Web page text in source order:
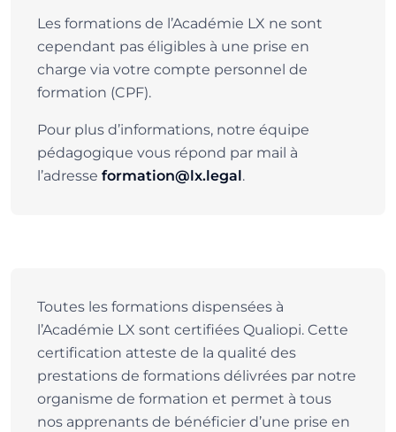
Les formations de l’Académie LX ne sont
cependant pas éligibles à une prise en
charge via votre compte personnel de
formation (CPF).
Pour plus d’informations, notre équipe
pédagogique vous répond par mail à
l’adresse formation@lx.legal.
Toutes les formations dispensées à
l’Académie LX sont certifiées Qualiopi. Cette
certification atteste de la qualité des
prestations de formations délivrées par notre
organisme de formation et permet à tous
nos apprenants de bénéficier d’une prise en